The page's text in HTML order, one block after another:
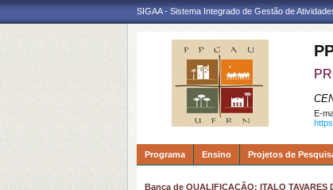
SIGAA - Sistema Integrado de Gestão de
E-
Programa Ensino Projetos de
Banca de QUALIFICAÇÃO: ITALO TAVARES